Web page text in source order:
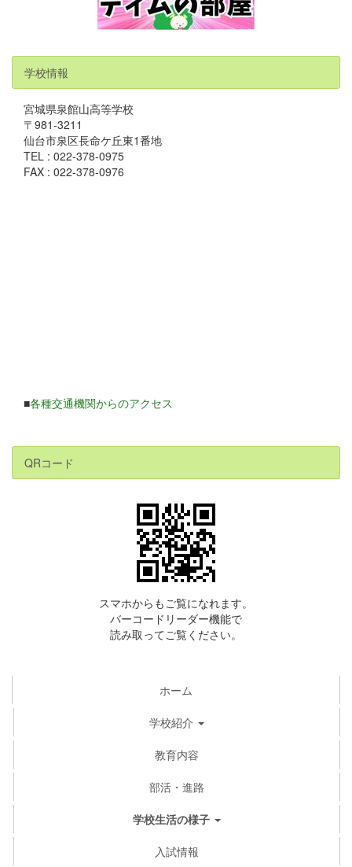
学校情報
宮城県泉館山高等学校
〒981-3211
仙台市泉区長命ケ丘東1番地
TEL : 022-378-0975
FAX : 022-378-0976
■各種交通機関からのアクセス
QRコード
スマホからもご覧になれます。
バーコードリーダー機能で
読み取ってご覧ください。
ホーム
学校紹介
教育内容
部活・進路
学校生活の様子
入試情報